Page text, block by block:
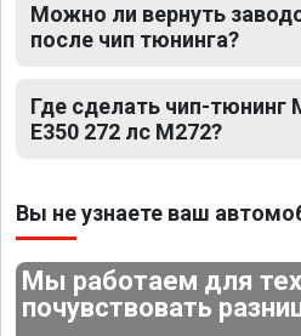
Можно ли вернуть
после чип тюнинга?
Где сделать чип-тюнинг
E350 272 лс M272?
Вы не узнаете ваш
Мы работаем для
почувствовать